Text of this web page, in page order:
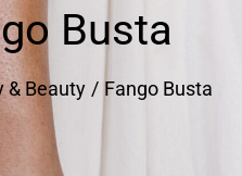
Busta
& Beauty Fango Busta